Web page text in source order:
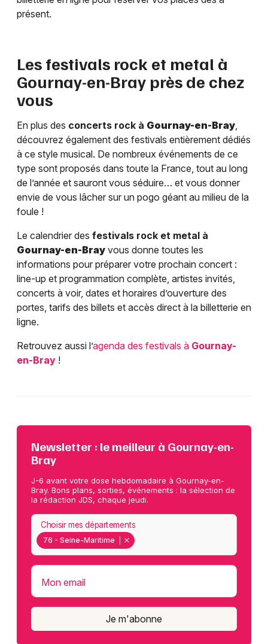
présent.
Les festivals rock et metal à
Gournay-en-Bray près de chez
vous
En plus des concerts rock à Gournay-en-Bray,
découvrez également des festivals entièrement dédiés
à ce style musical. De nombreux événements de ce
type sont proposés dans toute la France, tout au long
de l’année et sauront vous séduire… et vous donner
envie de vous lâcher sur un pogo géant au milieu de la
foule !
Le calendrier des festivals rock et metal à
Gournay-en-Bray vous donne toutes les
informations pour préparer votre prochain concert :
line-up et programmation complète, artistes invités,
concerts à voir, dates et horaires d’ouverture des
portes, tarifs des billets et accès direct à la billetterie en
ligne.
Retrouvez aussi l’agenda des festivals à Gournay-
en-Bray !
Newsletter : le meilleur à Gournay-en-
Bray
J-6 avant votre dose hebdomadaire à Gournay-en-
Bray. Bons plans, sorties, événements : la sélection de
la rédaction JDS, chaque jeudi.
76 - Seine-Maritime
Choisir mes départements
Mon email
Je m'abonne